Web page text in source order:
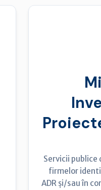
Servicii
firmelor
ADR și/sau în